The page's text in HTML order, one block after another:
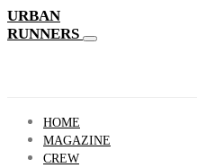
URBAN
RUNNERS
HOME
MAGAZINE
CREW